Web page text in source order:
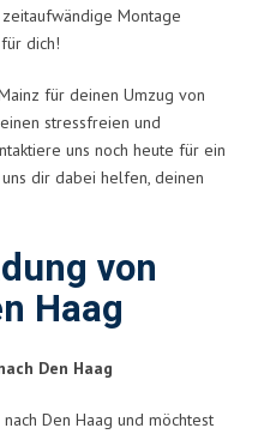
Montage
dich!
für deinen Umzug von
stressfreien und
uns noch heute für ein
dir dabei helfen, deinen
von
Haag
Den Haag
Den Haag und möchtest